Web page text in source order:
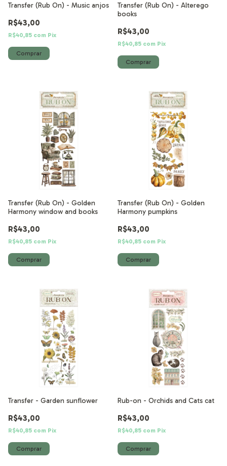
Transfer (Rub On) - Music anjos
R$43,00
R$40,85 com Pix
Transfer (Rub On) - Alterego
books
R$43,00
R$40,85 com Pix
Transfer (Rub On) - Golden
Harmony window and books
R$43,00
R$40,85 com Pix
Transfer (Rub On) - Golden
Harmony pumpkins
R$43,00
R$40,85 com Pix
Transfer - Garden sunflower
R$43,00
R$40,85 com Pix
Rub-on - Orchids and Cats cat
R$43,00
R$40,85 com Pix